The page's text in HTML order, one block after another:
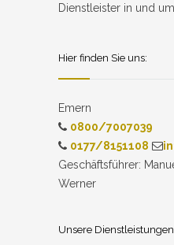
Dienstleister in und um
Hier finden Sie uns:
Emern
0800/7007039
0177/8151108
Geschäftsführer:
Werner
Unsere Dienstleistungen